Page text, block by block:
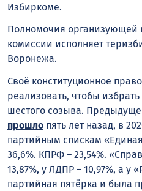
Избиркоме.
Полномочия организующей
комиссии исполняет
Воронежа.
Своё конституционное
реализовать, чтобы
шестого созыва.
прошло пять лет назад, в
партийным спискам
36,6%. КПРФ – 23,54%.
13,87%, у ЛДПР – 10,97%, а у
партийная пятёрка и была